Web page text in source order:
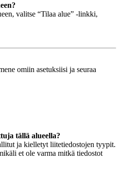
valitse “Tilaa alue” -linkki,
omiin asetuksiisi ja seuraa
tällä alueella?
ja kielletyt liitetiedostojen tyypit.
et ole varma mitkä tiedostot